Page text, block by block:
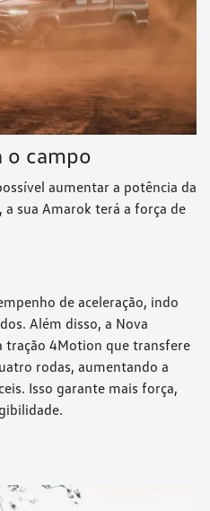
o campo
aumentar a potência da
a sua Amarok terá a força de
de aceleração, indo
Além disso, a Nova
tração 4Motion que transfere
rodas, aumentando a
Isso garante mais força,